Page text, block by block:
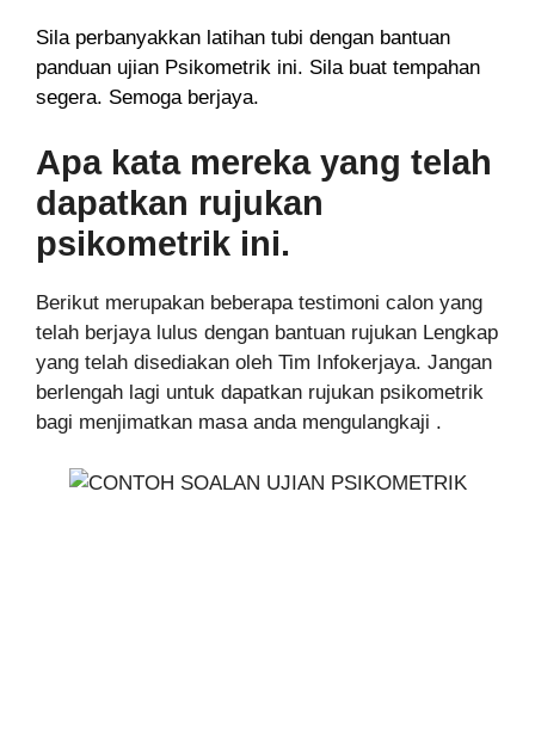
Sila perbanyakkan latihan tubi dengan bantuan
panduan ujian Psikometrik ini. Sila buat tempahan
segera. Semoga berjaya.
Apa kata mereka yang telah
dapatkan rujukan
psikometrik ini.
Berikut merupakan beberapa testimoni calon yang
telah berjaya lulus dengan bantuan rujukan Lengkap
yang telah disediakan oleh Tim Infokerjaya. Jangan
berlengah lagi untuk dapatkan rujukan psikometrik
bagi menjimatkan masa anda mengulangkaji .